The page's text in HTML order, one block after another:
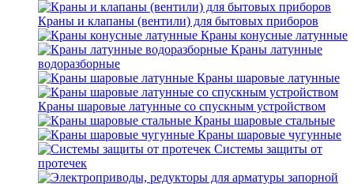
Краны и клапаны (вентили) для бытовых приборов
Краны конусные латунные
Краны латунные
водоразборные
Краны шаровые латунные
Краны шаровые латунные со спускным устройством
Краны шаровые стальные
Краны шаровые чугунные
Системы защиты от
протечек